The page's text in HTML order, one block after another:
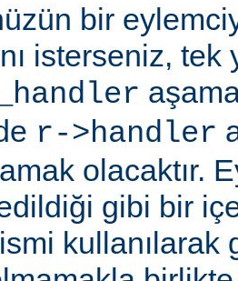
bir
isterseniz, tek
r->handler
olacaktır.
gibi bir
kullanılarak